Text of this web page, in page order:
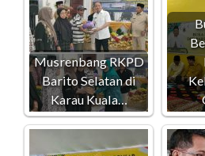
Musrenbang RKPD
Barito Selatan di
Karau Kuala…